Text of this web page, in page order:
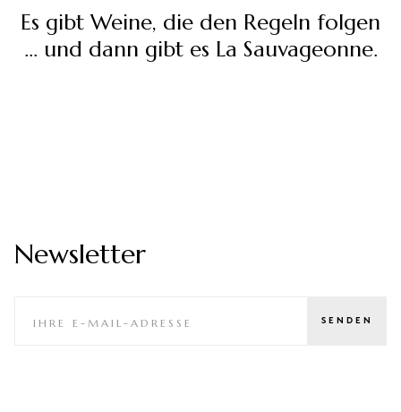
Es gibt Weine, die den Regeln folgen
… und dann gibt es La Sauvageonne.
Newsletter